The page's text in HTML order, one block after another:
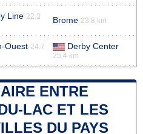
Line 22.3
Brome 23.8 km
Ouest 24.7
Derby Center
25.4 km
ENTRE
LAC ET LES
DU PAYS